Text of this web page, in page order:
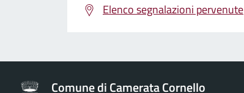
Elenco segnalazioni pervenute
Comune di Camerata Cornello